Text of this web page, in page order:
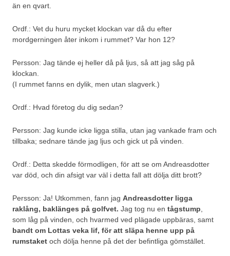
än en qvart.
Ordf.: Vet du huru mycket klockan var då du efter
mordgerningen åter inkom i rummet? Var hon 12?
Persson: Jag tände ej heller då på ljus, så att jag såg på
klockan.
(I rummet fanns en dylik, men utan slagverk.)
Ordf.: Hvad företog du dig sedan?
Persson: Jag kunde icke ligga stilla, utan jag vankade fram och
tillbaka; sednare tände jag ljus och gick ut på vinden.
Ordf.: Detta skedde förmodligen, för att se om Andreasdotter
var död, och din afsigt var väl i detta fall att dölja ditt brott?
Persson: Ja! Utkommen, fann jag Andreasdotter ligga
raklång, baklänges på golfvet. Jag tog nu en tågstump
som låg på vinden, och hvarmed ved plägade uppbäras, samt
bandt om Lottas veka lif, för att släpa henne upp på
rumstaket och dölja henne på det der befintliga gömstället.